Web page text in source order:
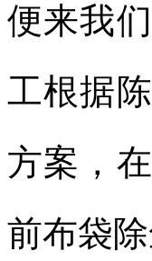
便来我
工根据
方案，
前布袋